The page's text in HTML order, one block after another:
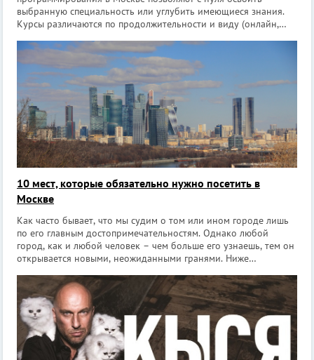
выбранную специальность или углубить имеющиеся знания.
Курсы различаются по продолжительности и виду (онлайн,
индивидуальные – вариантов много,
10 мест, которые обязательно нужно посетить в
Москве
Как часто бывает, что мы судим о том или ином городе лишь
по его главным достопримечательностям. Однако любой
город, как и любой человек – чем больше его узнаешь, тем он
открывается новыми, неожиданными гранями. Ниже
посетить. Они очень интересны